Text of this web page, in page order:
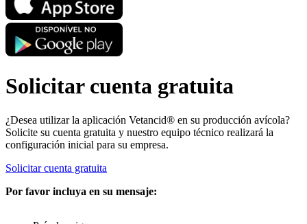
Solicitar cuenta gratuita
¿Desea utilizar la aplicación Vetancid® en su producción avícola?
Solicite su cuenta gratuita y nuestro equipo técnico realizará la
configuración inicial para su empresa.
Solicitar cuenta gratuita
Por favor incluya en su mensaje: